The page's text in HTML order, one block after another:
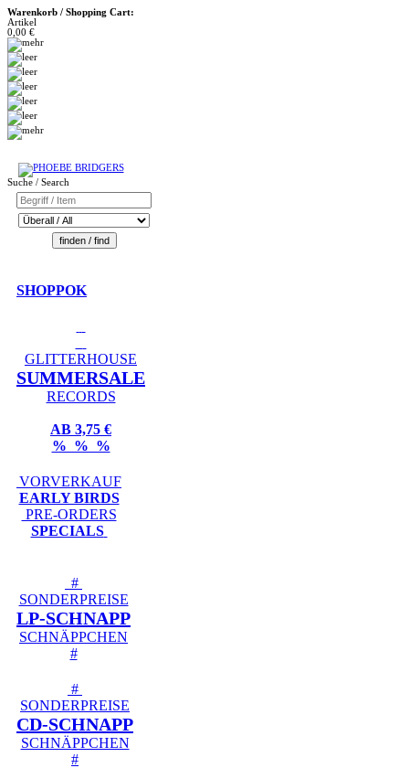
Warenkorb / Shopping Cart:
Artikel
0,00 €
Suche / Search
SHOPPOK
GLITTERHOUSE
SUMMERSALE
RECORDS
AB 3,75 €
% % %
VORVERKAUF
EARLY BIRDS
PRE-ORDERS
SPECIALS
#
SONDERPREISE
LP-SCHNAPP
SCHNÄPPCHEN
#
#
SONDERPREISE
CD-SCHNAPP
SCHNÄPPCHEN
#